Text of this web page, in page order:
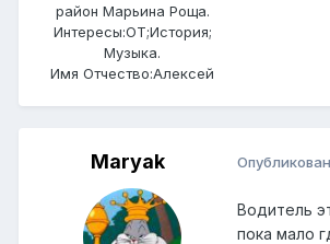
район Марьина Роща.
Интересы:ОТ;История;
Музыка.
Имя Отчество:Алексей
Maryak
Водитель
пока мало